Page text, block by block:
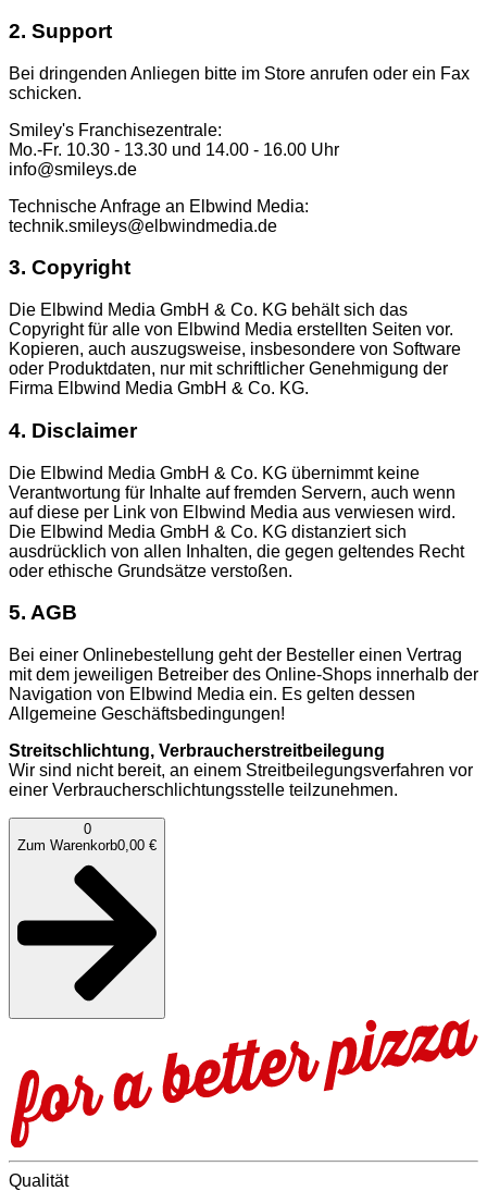
2. Support
Bei dringenden Anliegen bitte im Store anrufen oder ein Fax
schicken.
Smiley's Franchisezentrale:
Mo.-Fr. 10.30 - 13.30 und 14.00 - 16.00 Uhr
info@smileys.de
Technische Anfrage an Elbwind Media:
technik.smileys@elbwindmedia.de
3. Copyright
Die Elbwind Media GmbH & Co. KG behält sich das
Copyright für alle von Elbwind Media erstellten Seiten vor.
Kopieren, auch auszugsweise, insbesondere von Software
oder Produktdaten, nur mit schriftlicher Genehmigung der
Firma Elbwind Media GmbH & Co. KG.
4. Disclaimer
Die Elbwind Media GmbH & Co. KG übernimmt keine
Verantwortung für Inhalte auf fremden Servern, auch wenn
auf diese per Link von Elbwind Media aus verwiesen wird.
Die Elbwind Media GmbH & Co. KG distanziert sich
ausdrücklich von allen Inhalten, die gegen geltendes Recht
oder ethische Grundsätze verstoßen.
5. AGB
Bei einer Onlinebestellung geht der Besteller einen Vertrag
mit dem jeweiligen Betreiber des Online-Shops innerhalb der
Navigation von Elbwind Media ein. Es gelten dessen
Allgemeine Geschäftsbedingungen!
Streitschlichtung, Verbraucherstreitbeilegung
Wir sind nicht bereit, an einem Streitbeilegungsverfahren vor
einer Verbraucherschlichtungsstelle teilzunehmen.
0
Zum Warenkorb0,00 €
Qualität